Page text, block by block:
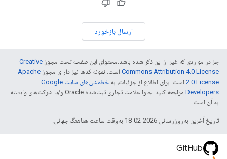
ارسال بازخورد
جز در مواردی که غیر از این ذکر شده باشد،‌محتوای این صفحه تحت مجوز Creative
Commons Attribution 4.0 License است. نمونه کدها نیز دارای مجوز Apache
2.0 License است. برای اطلاع از جزئیات، به
خطمشی‌های سایت Google
Developers‏
مراجعه کنید. جاوا علامت تجاری ثبت‌شده Oracle و/یا شرکت‌های وابسته
به آن است.
تاریخ آخرین به‌روزرسانی 2026-02-18 به‌وقت ساعت هماهنگ جهانی.
GitHub